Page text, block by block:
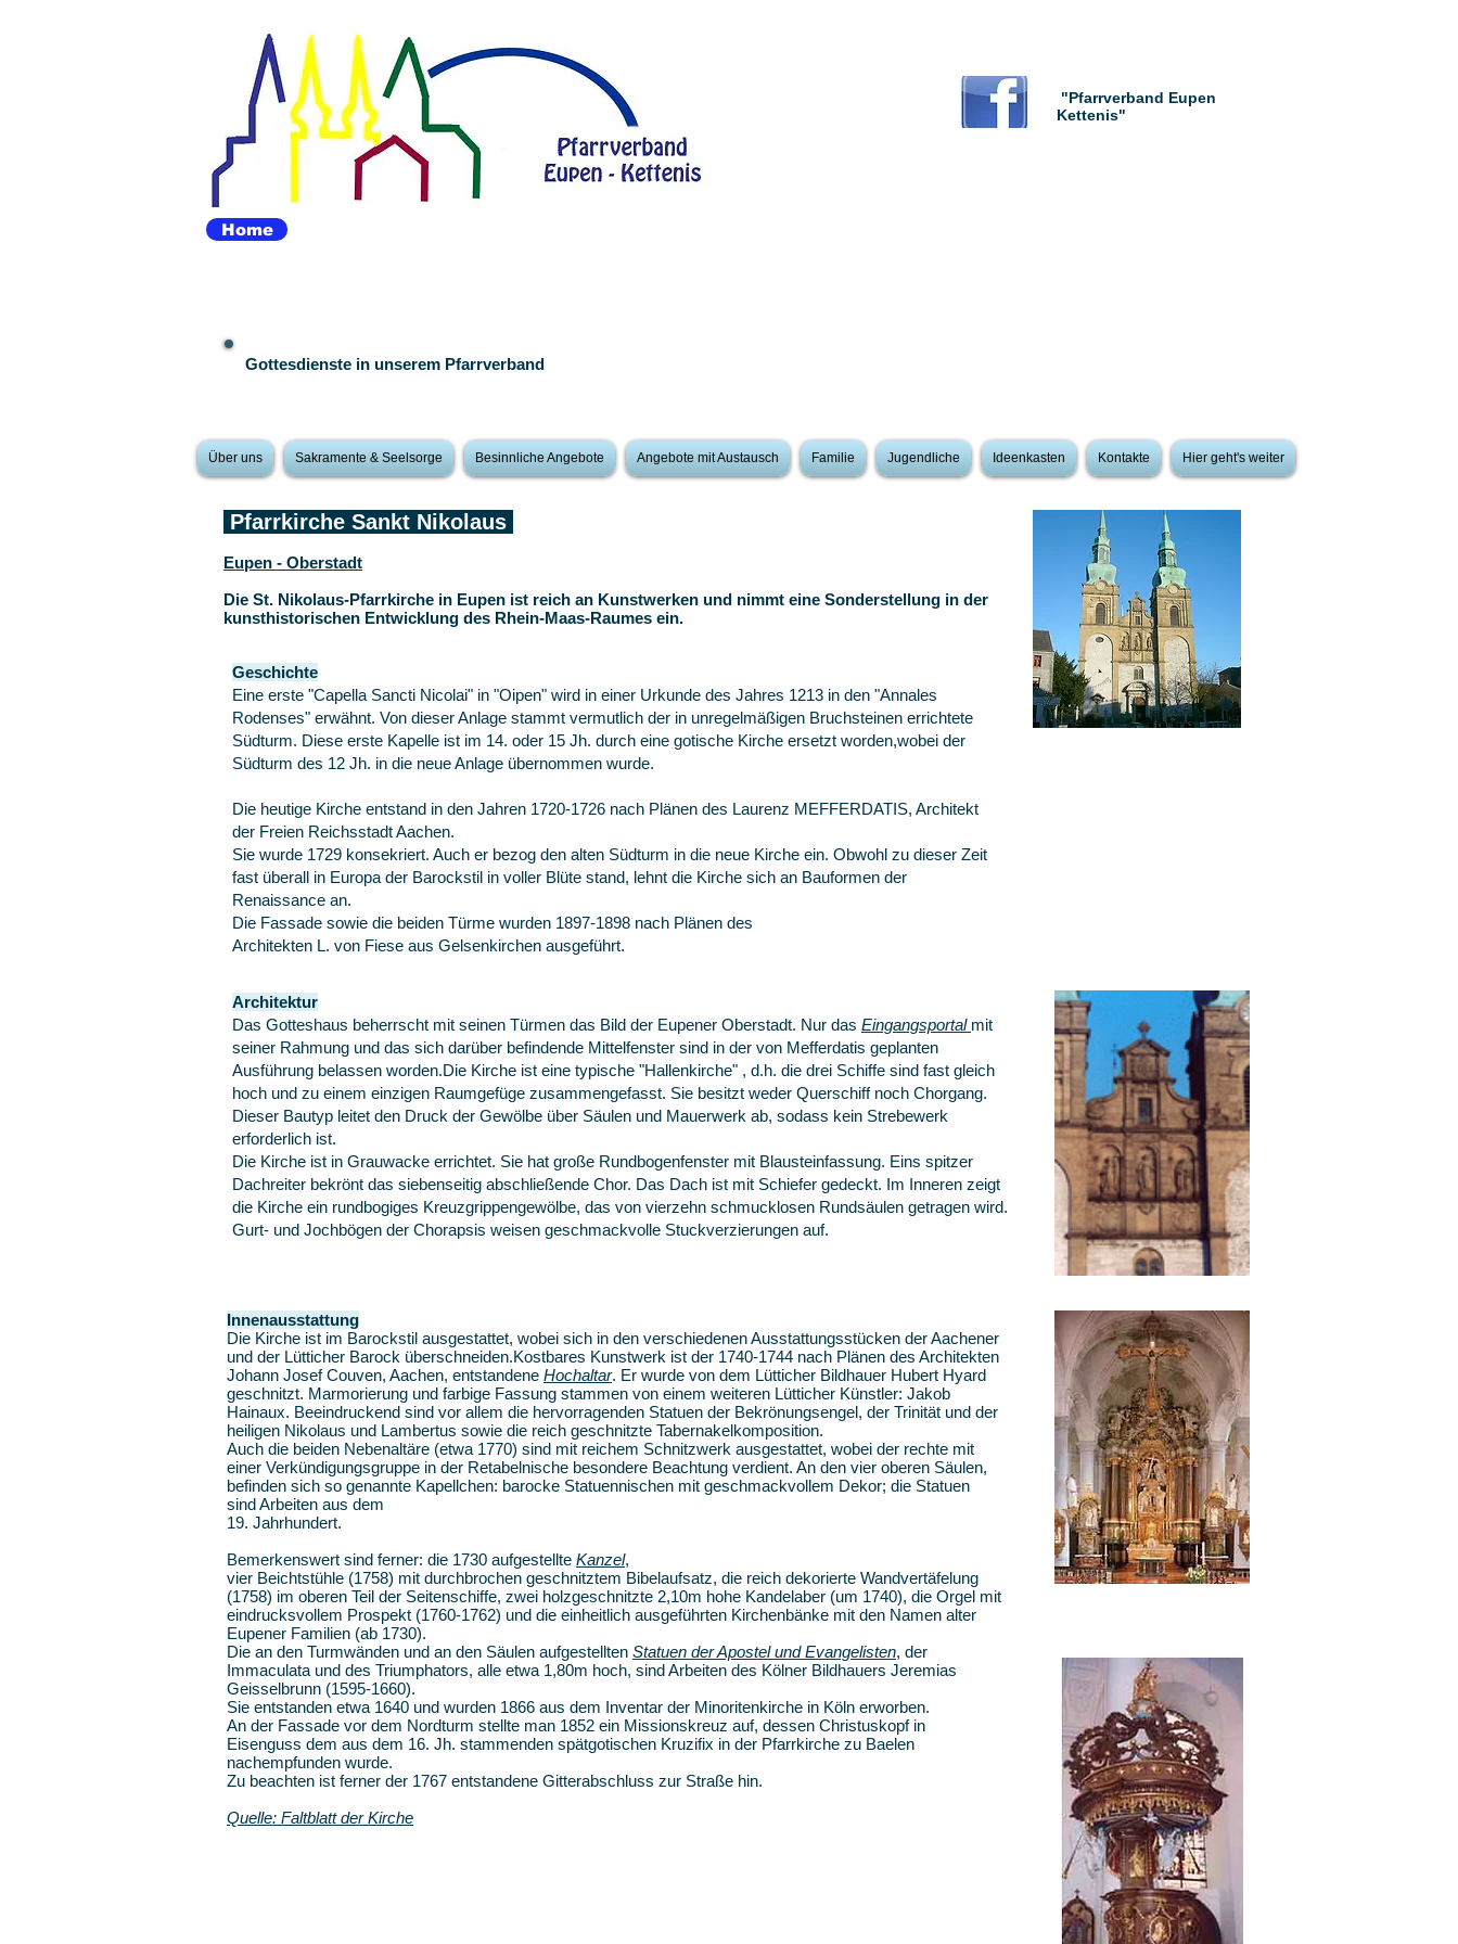
"Pfarrverband Eupen
Kettenis"
Home
Gottesdienste in unserem Pfarrverband
Über uns Sakramente & Seelsorge Besinnliche Angebote Angebote mit Austausch Familie Jugendliche Ideenkasten Kontakte Hier geht's weiter
Pfarrkirche Sankt Nikolaus
Eupen - Oberstadt
Die St. Nikolaus-Pfarrkirche in Eupen ist reich an Kunstwerken und nimmt eine Sonderstellung in der
kunsthistorischen Entwicklung des Rhein-Maas-Raumes ein.
Geschichte
Eine erste "Capella Sancti Nicolai" in "Oipen" wird in einer Urkunde des Jahres 1213 in den "Annales
Rodenses" erwähnt. Von dieser Anlage stammt vermutlich der in unregelmäßigen Bruchsteinen errichtete
Südturm. Diese erste Kapelle ist im 14. oder 15 Jh. durch eine gotische Kirche ersetzt worden,wobei der
Südturm des 12 Jh. in die neue Anlage übernommen wurde.
Die heutige Kirche entstand in den Jahren 1720-1726 nach Plänen des Laurenz MEFFERDATIS, Architekt
der Freien Reichsstadt Aachen.
Sie wurde 1729 konsekriert. Auch er bezog den alten Südturm in die neue Kirche ein. Obwohl zu dieser Zeit
fast überall in Europa der Barockstil in voller Blüte stand, lehnt die Kirche sich an Bauformen der
Renaissance an.
Die Fassade sowie die beiden Türme wurden 1897-1898 nach Plänen des
Architekten L. von Fiese aus Gelsenkirchen ausgeführt.
Architektur
Das Gotteshaus beherrscht mit seinen Türmen das Bild der Eupener Oberstadt. Nur das Eingangsportal mit
seiner Rahmung und das sich darüber befindende Mittelfenster sind in der von Mefferdatis geplanten
Ausführung belassen worden.Die Kirche ist eine typische "Hallenkirche" , d.h. die drei Schiffe sind fast gleich
hoch und zu einem einzigen Raumgefüge zusammengefasst. Sie besitzt weder Querschiff noch Chorgang.
Dieser Bautyp leitet den Druck der Gewölbe über Säulen und Mauerwerk ab, sodass kein Strebewerk
erforderlich ist.
Die Kirche ist in Grauwacke errichtet. Sie hat große Rundbogenfenster mit Blausteinfassung. Eins spitzer
Dachreiter bekrönt das siebenseitig abschließende Chor. Das Dach ist mit Schiefer gedeckt. Im Inneren zeigt
die Kirche ein rundbogiges Kreuzgrippengewölbe, das von vierzehn schmucklosen Rundsäulen getragen wird.
Gurt- und Jochbögen der Chorapsis weisen geschmackvolle Stuckverzierungen auf.
Innenausstattung
Die Kirche ist im Barockstil ausgestattet, wobei sich in den verschiedenen Ausstattungsstücken der Aachener
und der Lütticher Barock überschneiden.Kostbares Kunstwerk ist der 1740-1744 nach Plänen des Architekten
Johann Josef Couven, Aachen, entstandene Hochaltar. Er wurde von dem Lütticher Bildhauer Hubert Hyard
geschnitzt. Marmorierung und farbige Fassung stammen von einem weiteren Lütticher Künstler: Jakob
Hainaux. Beeindruckend sind vor allem die hervorragenden Statuen der Bekrönungsengel, der Trinität und der
heiligen Nikolaus und Lambertus sowie die reich geschnitzte Tabernakelkomposition.
Auch die beiden Nebenaltäre (etwa 1770) sind mit reichem Schnitzwerk ausgestattet, wobei der rechte mit
einer Verkündigungsgruppe in der Retabelnische besondere Beachtung verdient. An den vier oberen Säulen,
befinden sich so genannte Kapellchen: barocke Statuennischen mit geschmackvollem Dekor; die Statuen
sind Arbeiten aus dem
19. Jahrhundert.
Bemerkenswert sind ferner: die 1730 aufgestellte Kanzel,
vier Beichtstühle (1758) mit durchbrochen geschnitztem Bibelaufsatz, die reich dekorierte Wandvertäfelung
(1758) im oberen Teil der Seitenschiffe, zwei holzgeschnitzte 2,10m hohe Kandelaber (um 1740), die Orgel mit
eindrucksvollem Prospekt (1760-1762) und die einheitlich ausgeführten Kirchenbänke mit den Namen alter
Eupener Familien (ab 1730).
Die an den Turmwänden und an den Säulen aufgestellten Statuen der Apostel und Evangelisten, der
Immaculata und des Triumphators, alle etwa 1,80m hoch, sind Arbeiten des Kölner Bildhauers Jeremias
Geisselbrunn (1595-1660).
Sie entstanden etwa 1640 und wurden 1866 aus dem Inventar der Minoritenkirche in Köln erworben.
An der Fassade vor dem Nordturm stellte man 1852 ein Missionskreuz auf, dessen Christuskopf in
Eisenguss dem aus dem 16. Jh. stammenden spätgotischen Kruzifix in der Pfarrkirche zu Baelen
nachempfunden wurde.
Zu beachten ist ferner der 1767 entstandene Gitterabschluss zur Straße hin.
Quelle: Faltblatt der Kirche